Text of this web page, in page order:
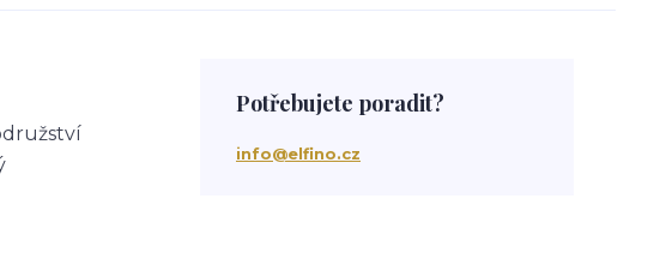
Potřebujete poradit?
info@elfino.cz